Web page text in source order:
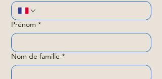
Prénom *
Nom de famille *